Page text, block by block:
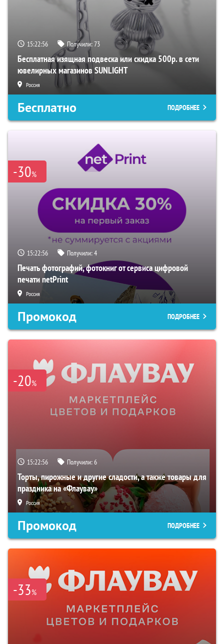
15:22:55 Получили:73
Бесплатная изящная подвеска или скидка 500р. в сети
ювелирных магазинов SUNLIGHT
Россия
Бесплатно ПОДРОБНЕЕ
-30%
15:22:55 Получили:4
Печать фотографий, фотокниг от сервиса цифровой
печати netPrint
Россия
Промокод ПОДРОБНЕЕ
-20%
15:22:55 Получили:6
Торты, пирожные и другие сладости, а также товары для
праздника на «Флаувау»
Россия
Промокод ПОДРОБНЕЕ
-33%